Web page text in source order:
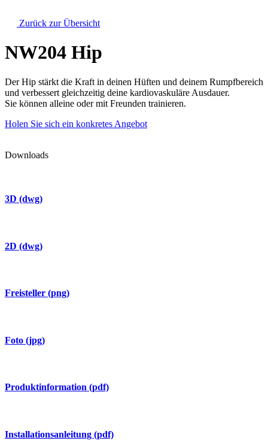
Zurück zur Übersicht
NW204 Hip
Der Hip stärkt die Kraft in deinen Hüften und deinem Rumpfbereich
und verbessert gleichzeitig deine kardiovaskuläre Ausdauer.
Sie können alleine oder mit Freunden trainieren.
Holen Sie sich ein konkretes Angebot
Downloads
3D (dwg)
2D (dwg)
Freisteller (png)
Foto (jpg)
Produktinformation (pdf)
Installationsanleitung (pdf)